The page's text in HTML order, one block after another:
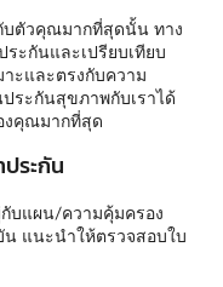
บตัวคุณมากที่สุดนั้น ทาง
ระกันและเปรียบเทียบ
ะและตรงกับความ
ระกันสุขภาพกับเราได้
งคุณมากที่สุด
ระกัน
บแผน/ความคุ้มครอง
แนะนำให้ตรวจสอบใบ